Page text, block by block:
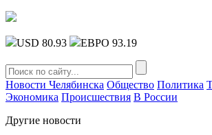
USD 80.93 ЕВРО 93.19
Новости Челябинска Общество Политика
Экономика Происшествия В России
Другие новости